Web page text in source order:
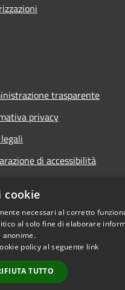
trasparente
privacy
di accessibilità
Copyright © 2026 • Comune
cookie
necessari al corretto
al solo fine di elaborare
anonime.
policy al seguente link
TUTTO